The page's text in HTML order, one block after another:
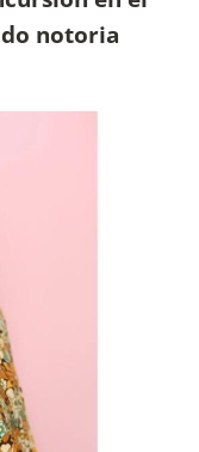
notoria